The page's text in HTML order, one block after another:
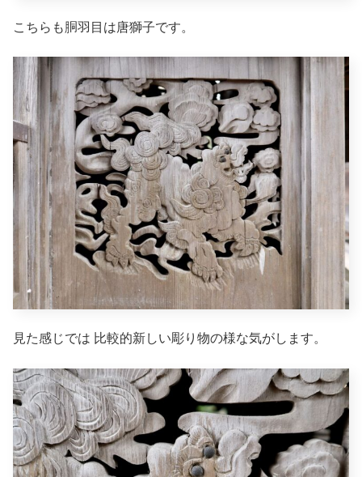
こちらも胴羽目は唐獅子です。
見た感じでは 比較的新しい彫り物の様な気がします。